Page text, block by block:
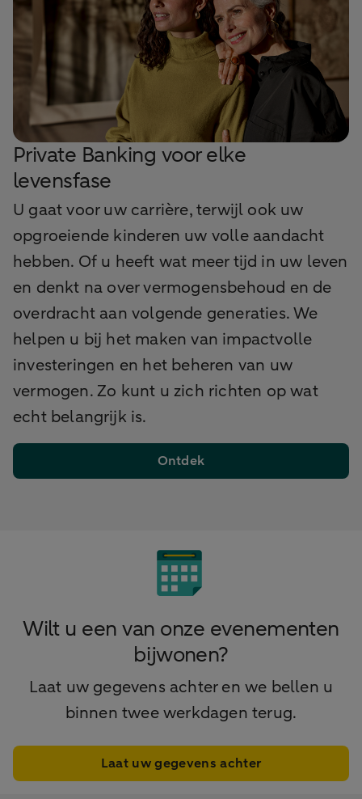
Private Banking voor elke
levensfase
U gaat voor uw carrière, terwijl ook uw
opgroeiende kinderen uw volle aandacht
hebben. Of u heeft wat meer tijd in uw leven
en denkt na over vermogensbehoud en de
overdracht aan volgende generaties. We
helpen u bij het maken van impactvolle
investeringen en het beheren van uw
vermogen. Zo kunt u zich richten op wat
echt belangrijk is.
Ontdek
Wilt u een van onze evenementen
bijwonen?
Laat uw gegevens achter en we bellen u
binnen twee werkdagen terug.
Laat uw gegevens achter